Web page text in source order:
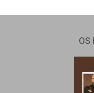
OS